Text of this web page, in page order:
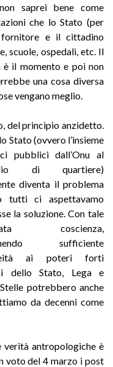
saprei bene come
che lo Stato (per
e il cittadino
scuole, ospedali, etc. Il
è il momento e poi non
una cosa diversa
vengano meglio.
del principio anzidetto.
Stato (ovvero l’insieme
pubblici dall’Onu al
di quartiere)
diventa il problema
tutti ci aspettavamo
la soluzione. Con tale
coscienza,
sufficiente
ai poteri forti
dello Stato, Lega e
potrebbero anche
da decenni come
verità antropologiche è
voto del 4 marzo i post